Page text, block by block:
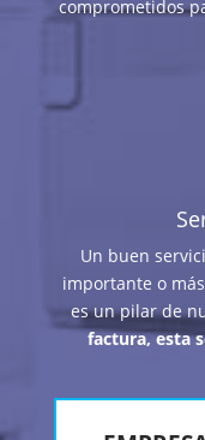
comprometidos
Un buen
importante o
es un pilar de
factura, esta